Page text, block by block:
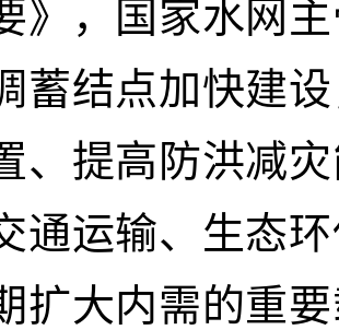
》，国家水网
蓄结点加快建
、提高防洪减
通运输、生态
扩大内需的重